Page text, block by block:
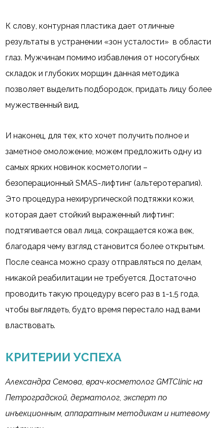
К слову, контурная пластика дает отличные
результаты в устранении «зон усталости» в области
глаз. Мужчинам помимо избавления от носогубных
складок и глубоких морщин данная методика
позволяет выделить подбородок, придать лицу более
мужественный вид.
И наконец, для тех, кто хочет получить полное и
заметное омоложение, можем предложить одну из
самых ярких новинок косметологии –
безоперационный SMAS-лифтинг (альтеротерапия).
Это процедура нехирургической подтяжки кожи,
которая дает стойкий выраженный лифтинг:
подтягивается овал лица, сокращается кожа век,
благодаря чему взгляд становится более открытым.
После сеанса можно сразу отправляться по делам,
никакой реабилитации не требуется. Достаточно
проводить такую процедуру всего раз в 1-1,5 года,
чтобы выглядеть, будто время перестало над вами
властвовать.
КРИТЕРИИ УСПЕХА
Александра Семова, врач-косметолог GMTClinic на
Петроградской, дерматолог, эксперт по
инъекционным, аппаратным методикам и нитевому